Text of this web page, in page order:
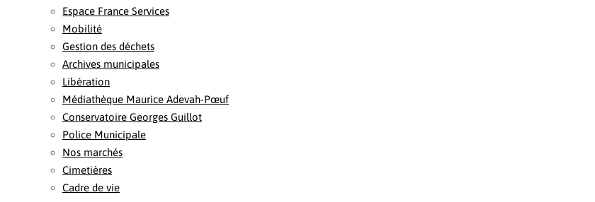
Espace France Services
Mobilité
Gestion des déchets
Archives municipales
Libération
Médiathèque Maurice Adevah-Pœuf
Conservatoire Georges Guillot
Police Municipale
Nos marchés
Cimetières
Cadre de vie